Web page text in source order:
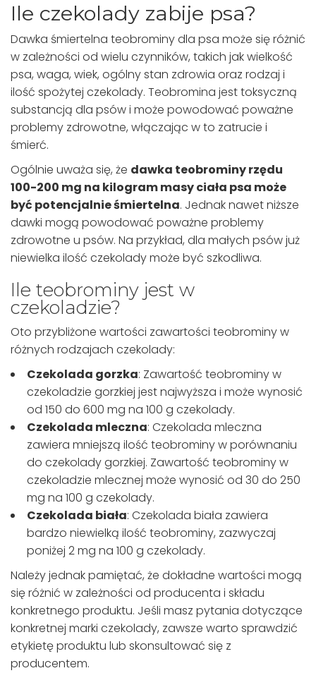
Ile czekolady zabije psa?
Dawka śmiertelna teobrominy dla psa może się różnić
w zależności od wielu czynników, takich jak wielkość
psa, waga, wiek, ogólny stan zdrowia oraz rodzaj i
ilość spożytej czekolady. Teobromina jest toksyczną
substancją dla psów i może powodować poważne
problemy zdrowotne, włączając w to zatrucie i
śmierć.
Ogólnie uważa się, że dawka teobrominy rzędu
100-200 mg na kilogram masy ciała psa może
być potencjalnie śmiertelna. Jednak nawet niższe
dawki mogą powodować poważne problemy
zdrowotne u psów. Na przykład, dla małych psów już
niewielka ilość czekolady może być szkodliwa.
Ile teobrominy jest w
czekoladzie?
Oto przybliżone wartości zawartości teobrominy w
różnych rodzajach czekolady:
Czekolada gorzka: Zawartość teobrominy w
czekoladzie gorzkiej jest najwyższa i może wynosić
od 150 do 600 mg na 100 g czekolady.
Czekolada mleczna: Czekolada mleczna
zawiera mniejszą ilość teobrominy w porównaniu
do czekolady gorzkiej. Zawartość teobrominy w
czekoladzie mlecznej może wynosić od 30 do 250
mg na 100 g czekolady.
Czekolada biała: Czekolada biała zawiera
bardzo niewielką ilość teobrominy, zazwyczaj
poniżej 2 mg na 100 g czekolady.
Należy jednak pamiętać, że dokładne wartości mogą
się różnić w zależności od producenta i składu
konkretnego produktu. Jeśli masz pytania dotyczące
konkretnej marki czekolady, zawsze warto sprawdzić
etykietę produktu lub skonsultować się z
producentem.